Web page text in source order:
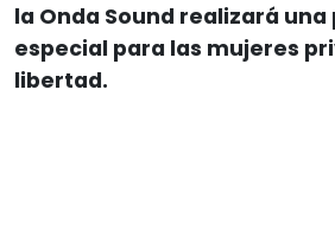
la Onda Sound realizará
especial para las mujeres
libertad.